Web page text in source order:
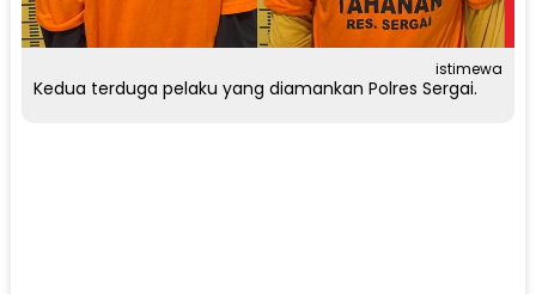
istimewa
Kedua terduga pelaku yang diamankan Polres Sergai.